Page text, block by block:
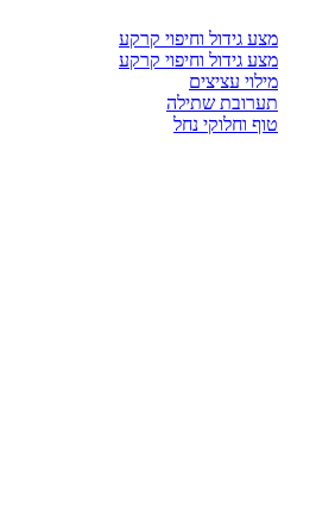
מצע גידול וחיפוי קרקע
מצע גידול וחיפוי קרקע
מילוי עציצים
תערובת שתילה
טוף וחלוקי נחל